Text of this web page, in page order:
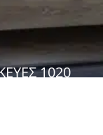
1020